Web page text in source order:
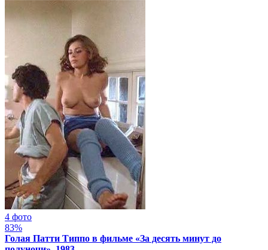
4 фото
83%
Голая Патти Типпо в фильме «За десять минут до